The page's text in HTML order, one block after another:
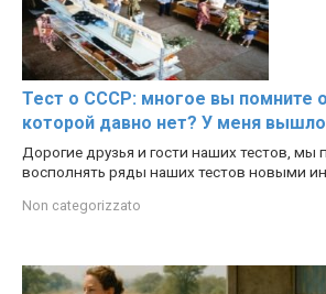
Тест о СССР: многое вы помните
которой давно нет? У меня вышло
Дорогие друзья и гости наших тестов,
восполнять ряды наших тестов новыми
Non categorizzato